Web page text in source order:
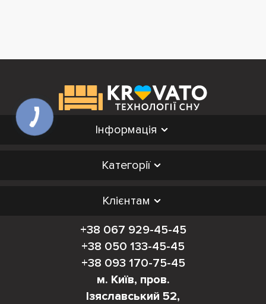
Інформація
Категорії
Клієнтам
+38 067 929-45-45
+38 050 133-45-45
+38 093 170-75-45
м. Київ, пров.
Ізяславський 52,